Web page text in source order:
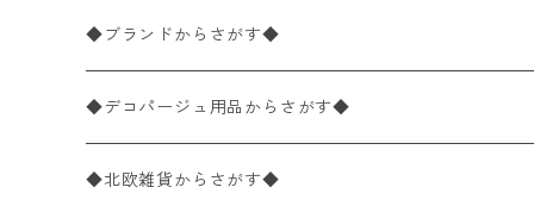
ペーパーナプキン20枚入りパック
ペーパーナプキン10枚入りパック
ライスペーパー
バラ売り
パック売り
25×25cm（カクテルサイズ）
バラ売り
パック売り
40×40cm（ディナーサイズ）
バラ売り
21×21cm（ポケットサイズ）
花柄
植物・グリーン柄
動物・鳥・昆虫・蝶柄
◆ブランドからさがす◆
ドイツ製 IHR/イア
ランチサイズ
ドイツ製 Ambiente/アンビエンテ
◆デコパージュ用品からさがす◆
デコパージュ液
◆北欧雑貨からさがす◆